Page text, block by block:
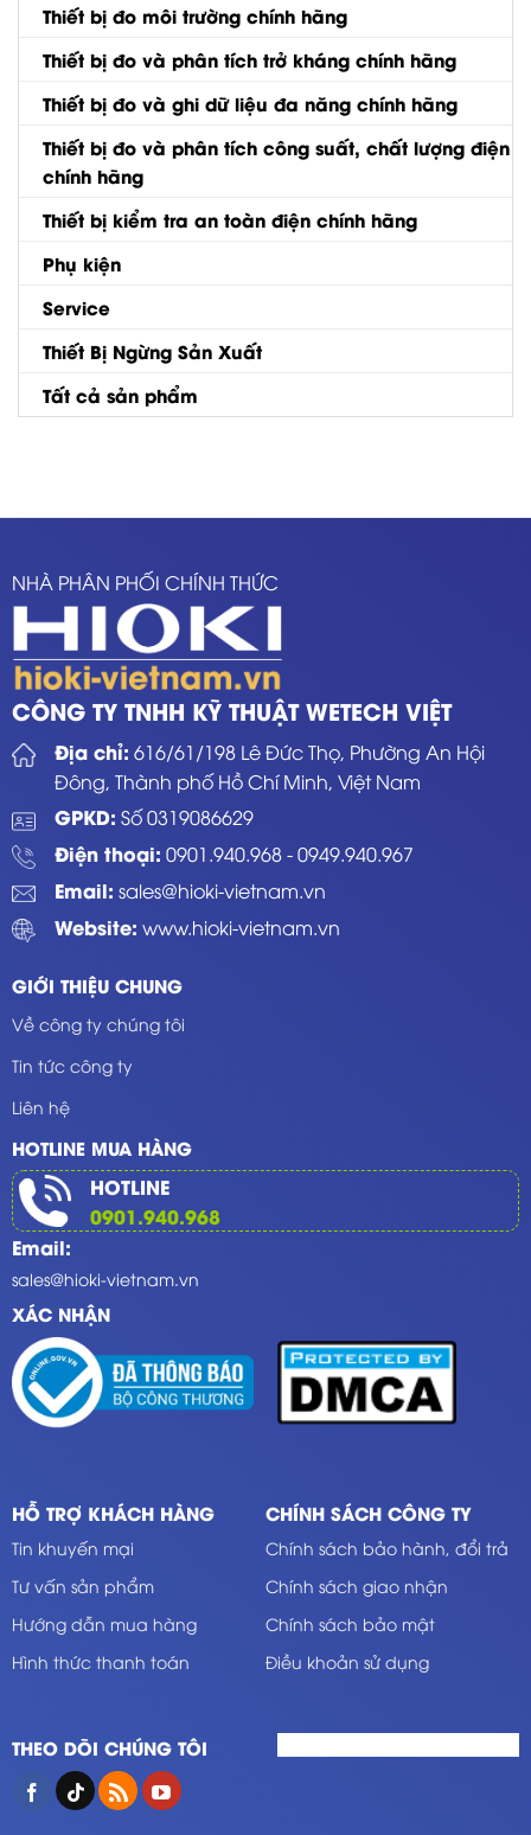
Thiết bị đo môi trường chính hãng
Thiết bị đo và phân tích trở kháng chính hãng
Thiết bị đo và ghi dữ liệu đa năng chính hãng
Thiết bị đo và phân tích công suất, chất lượng điện
chính hãng
Thiết bị kiểm tra an toàn điện chính hãng
Phụ kiện
Service
Thiết Bị Ngừng Sản Xuất
Tất cả sản phẩm
NHÀ PHÂN PHỐI CHÍNH THỨC
CÔNG TY TNHH KỸ THUẬT WETECH VIỆT
Địa chỉ: 616/61/198 Lê Đức Thọ, Phường An Hội
Đông, Thành phố Hồ Chí Minh, Việt Nam
GPKD: Số 0319086629
Điện thoại: 0901.940.968-0949.940.967
Email: sales@hioki-vietnam.vn
Website: www.hioki-vietnam.vn
GIỚI THIỆU CHUNG
Về công ty chúng tôi
Tin tức công ty
Liên hệ
HOTLINE MUA HÀNG
HOTLINE
0901.940.968
Email:
sales@hioki-vietnam.vn
XÁC NHẬN
HỖ TRỢ KHÁCH HÀNG
Tin khuyến mại
Tư vấn sản phẩm
Hướng dẫn mua hàng
Hình thức thanh toán
CHÍNH SÁCH CÔNG TY
Chính sách bảo hành, đổi trả
Chính sách giao nhận
Chính sách bảo mật
Điều khoản sử dụng
THEO DÕI CHÚNG TÔI